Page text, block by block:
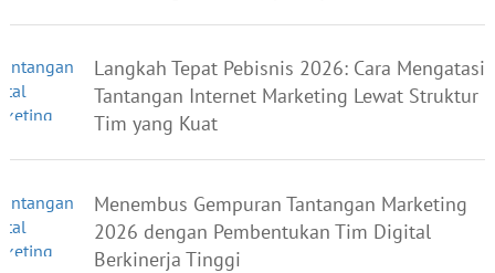
Langkah Tepat Pebisnis 2026: Cara Mengatasi
Tantangan Internet Marketing Lewat Struktur
Tim yang Kuat
Menembus Gempuran Tantangan Marketing
2026 dengan Pembentukan Tim Digital
Berkinerja Tinggi